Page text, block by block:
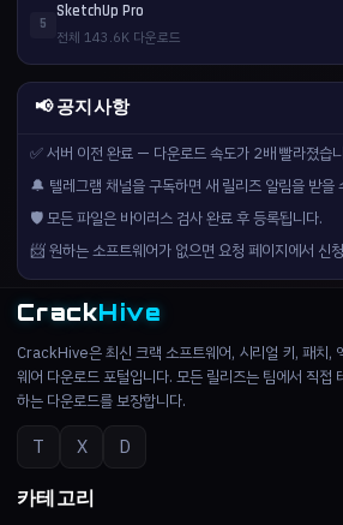
5
SketchUp Pro
전체 143.6K 다운로드
📢 공지사항
✅ 서버 이전 완료 — 다운로드 속도가 2배 빨라졌습
🔔 텔레그램 채널을 구독하면 새 릴리즈 알림을 받을
🛡️ 모든 파일은 바이러스 검사 완료 후 등록됩니다.
📨 원하는 소프트웨어가 없으면 요청 페이지에서 신
CrackHive
CrackHive은 최신 크랙 소프트웨어, 시리얼 키, 패치,
웨어 다운로드 포털입니다. 모든 릴리즈는 팀에서 직접
하는 다운로드를 보장합니다.
T X D
카테고리